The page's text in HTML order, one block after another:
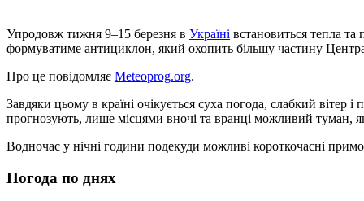
Упродовж тижня 9–15 березня в Україні встановиться тепла
формуватиме антициклон, який охопить більшу частину
Про це повідомляє Meteoprog.org.
Завдяки цьому в країні очікується суха погода, слабкий
прогнозують, лише місцями вночі та вранці можливий туман,
Водночас у нічні години подекуди можливі короткочасні
Погода по днях